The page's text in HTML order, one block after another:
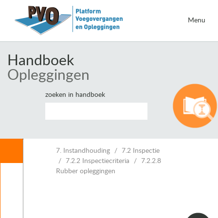
Menu
Handboek
Opleggingen
zoeken in handboek
7. Instandhouding
7.2 Inspectie
7.2.2 Inspectiecriteria
7.2.2.8
Rubber opleggingen